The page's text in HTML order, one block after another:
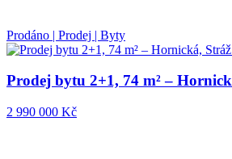
Prodáno | Prodej | Byty
Prodej bytu 2+1, 74 m² –
2 990 000 Kč